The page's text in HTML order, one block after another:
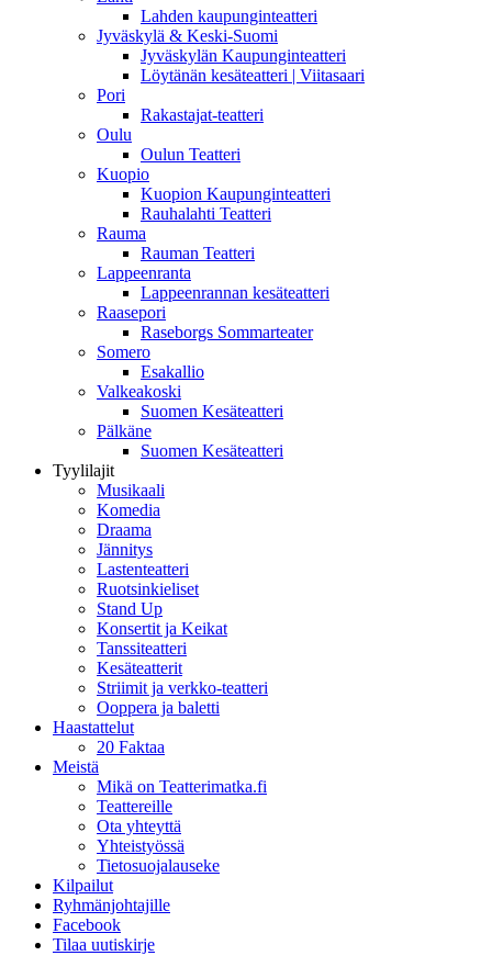
Lahden kaupunginteatteri
Jyväskylä & Keski-Suomi
Jyväskylän Kaupunginteatteri
Löytänän kesäteatteri | Viitasaari
Pori
Rakastajat-teatteri
Oulu
Oulun Teatteri
Kuopio
Kuopion Kaupunginteatteri
Rauhalahti Teatteri
Rauma
Rauman Teatteri
Lappeenranta
Lappeenrannan kesäteatteri
Raasepori
Raseborgs Sommarteater
Somero
Esakallio
Valkeakoski
Suomen Kesäteatteri
Pälkäne
Suomen Kesäteatteri
Tyylilajit
Musikaali
Komedia
Draama
Jännitys
Lastenteatteri
Ruotsinkieliset
Stand Up
Konsertit ja Keikat
Tanssiteatteri
Kesäteatterit
Striimit ja verkko-teatteri
Ooppera ja baletti
Haastattelut
20 Faktaa
Meistä
Mikä on Teatterimatka.fi
Teattereille
Ota yhteyttä
Yhteistyössä
Tietosuojalauseke
Kilpailut
Ryhmänjohtajille
Facebook
Tilaa uutiskirje